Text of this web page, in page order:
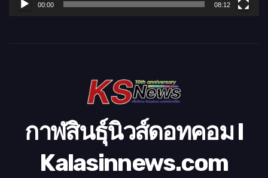
00:00 08:12
กาฬสินธุ์นิวส์ดอทคอม l
Kalasinnews.com